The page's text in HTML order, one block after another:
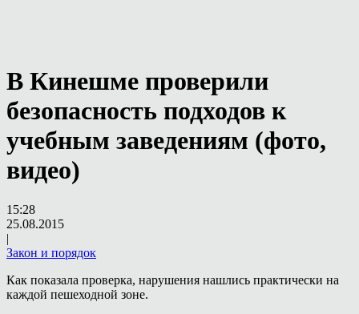
В Кинешме проверили
безопасность подходов к
учебным заведениям (фото,
видео)
15:28
25.08.2015
|
Закон и порядок
Как показала проверка, нарушения нашлись практически на
каждой пешеходной зоне.